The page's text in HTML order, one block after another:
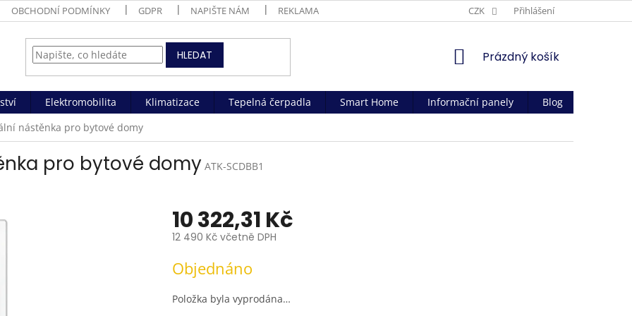
OBCHODNÍ PODMÍNKY GDPR NAPIŠTE NÁM REKLAMAČNÍ PODMÍNKY CZK Přihlášení
HLEDAT
NÁKUPNÍ
Prázdný košík
Elektromobilita Klimatizace Tepelná čerpadla Smart Home Informační panely Blog
nástěnka pro bytové domy
pro bytové domy ATK-SCDBB1
10 322,31 Kč
12 490 Kč včetně DPH
cena:
Objednáno
Položka byla vyprodána…